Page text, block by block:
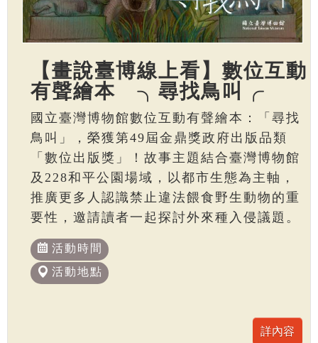
【畫說臺博線上看】數位互動
有聲繪本 ╮尋找鳥叫╭
國立臺灣博物館數位互動有聲繪本：「尋找
鳥叫」，榮獲第49屆金鼎獎政府出版品類
「數位出版獎」！故事主題結合臺灣博物館
及228和平公園場域，以都市生態為主軸，
推廣更多人認識禁止違法餵食野生動物的重
要性，邀請讀者一起探討外來種入侵議題。
活動時間
活動地點